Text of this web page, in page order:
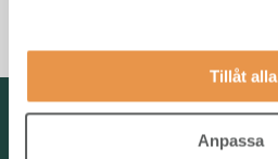
Tillåt alla
Anpassa
Kontakta oss